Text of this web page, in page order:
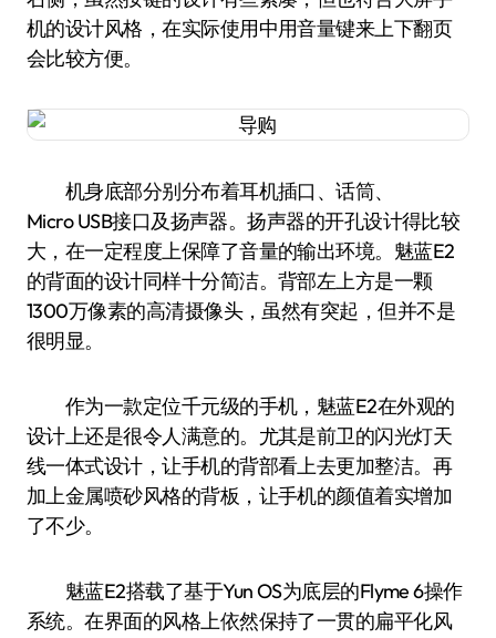
机的设计风格，在实际使用中用音量键来上下翻页
会比较方便。
机身底部分别分布着耳机插口、话筒、
Micro USB接口及扬声器。扬声器的开孔设计得比较
大，在一定程度上保障了音量的输出环境。魅蓝E2
的背面的设计同样十分简洁。背部左上方是一颗
1300万像素的高清摄像头，虽然有突起，但并不是
很明显。
作为一款定位千元级的手机，魅蓝E2在外观的
设计上还是很令人满意的。尤其是前卫的闪光灯天
线一体式设计，让手机的背部看上去更加整洁。再
加上金属喷砂风格的背板，让手机的颜值着实增加
了不少。
魅蓝E2搭载了基于Yun OS为底层的Flyme 6操作
系统。在界面的风格上依然保持了一贯的扁平化风